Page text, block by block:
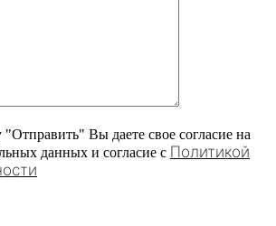
Вы даете свое согласие на
данных и согласие c Политикой